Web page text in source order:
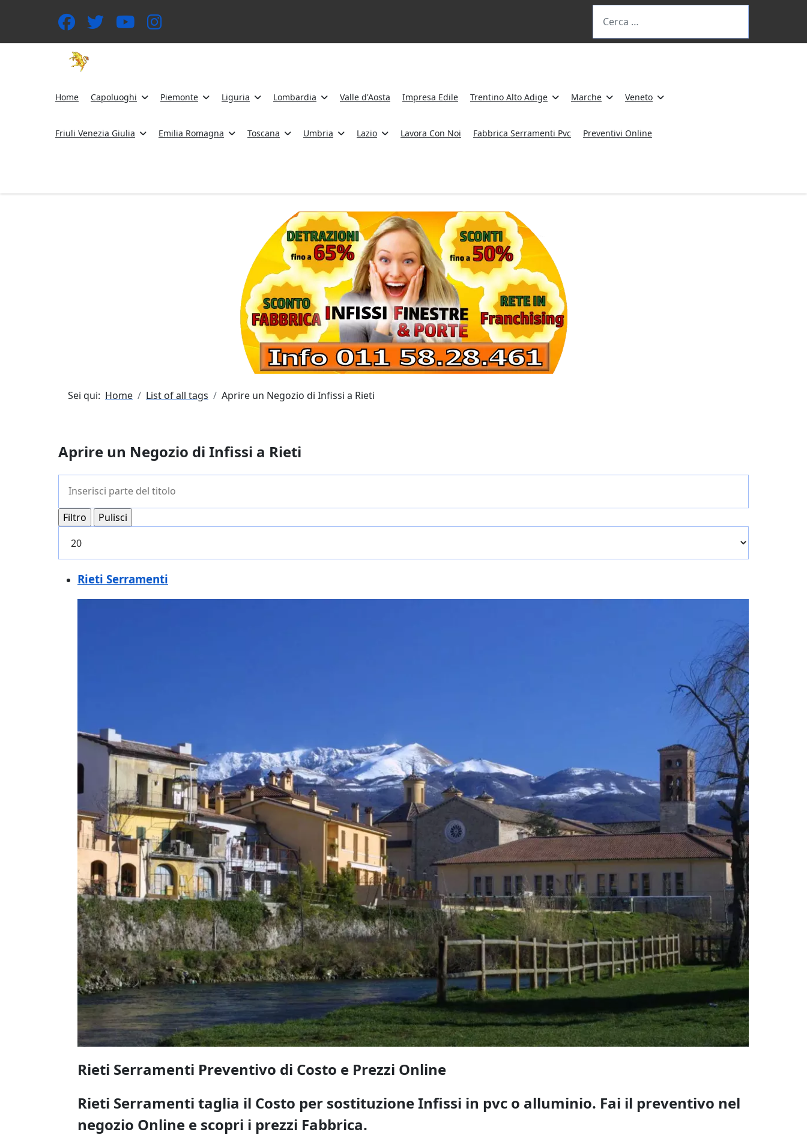
Home Capoluoghi Piemonte Liguria Lombardia Valle d'Aosta Impresa Edile Trentino Alto Adige Marche Veneto
Friuli Venezia Giulia Emilia Romagna Toscana Umbria Lazio Lavora Con Noi Fabbrica Serramenti Pvc Preventivi Online
Sei qui: Home List of all tags Aprire un Negozio di Infissi a Rieti
Aprire un Negozio di Infissi a Rieti
Filtro
Pulisci
Rieti Serramenti
Rieti Serramenti Preventivo di Costo e Prezzi Online
Rieti Serramenti taglia il Costo per sostituzione Infissi in pvc o alluminio. Fai il preventivo nel
negozio Online e scopri i prezzi Fabbrica.